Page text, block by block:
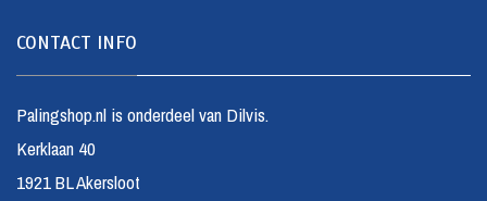
CONTACT INFO
Palingshop.nl is onderdeel van Dilvis.
Kerklaan 40
1921 BL Akersloot